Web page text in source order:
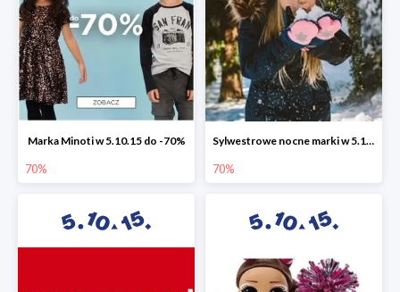
Marka Minoti w 5.10.15 do -70%
70%
Sylwestrowe nocne marki w 5.10.15 do -70%
70%